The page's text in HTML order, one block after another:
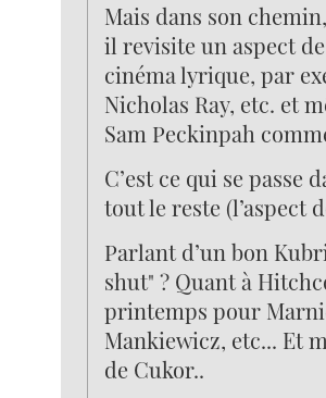
Mais dans son
il revisite un aspect
cinéma lyrique, par
Nicholas Ray, etc. et
Sam Peckinpah
C’est ce qui se passe
tout le reste (l’aspect
Parlant d’un bon
shut" ? Quant à
printemps pour
Mankiewicz, etc... Et
de Cukor..